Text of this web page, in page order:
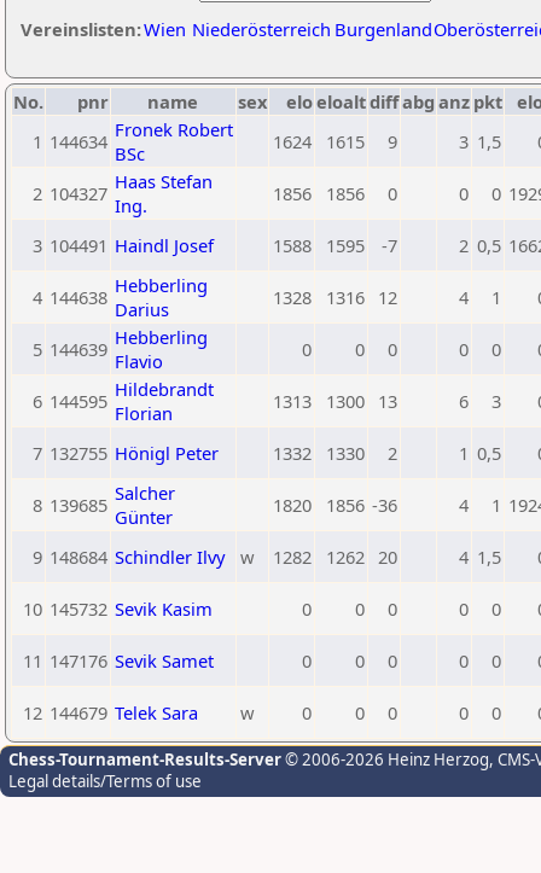
Vereinslisten:Wien Niederösterreich Burgenland
No. pnr name sex eloeloaltdiffabg anz pkt
1 144634 Fronek Robert
BSc
1624 1615 9 3 1,5
2 104327 Haas Stefan
Ing.
1856 1856 0 0 0
3 104491 Haindl Josef 1588 1595 -7 2 0,5
4 144638 Hebberling
Darius
1328 1316 12 4 1
5 144639 Hebberling
Flavio
0 0 0 0 0
6 144595 Hildebrandt
Florian
1313 1300 13 6 3
7 132755 Hönigl Peter 1332 1330 2 1 0,5
8 139685 Salcher
Günter
1820 1856 -36 4 1
9 148684 Schindler Ilvy w 1282 1262 20 4 1,5
10 145732 Sevik Kasim 0 0 0 0 0
11 147176 Sevik Samet 0 0 0 0 0
12 144679 Telek Sara w 0 0 0 0 0
Chess-Tournament-Results-Server© 2006-2026 Heinz Herzog,
Legal details/Terms of use